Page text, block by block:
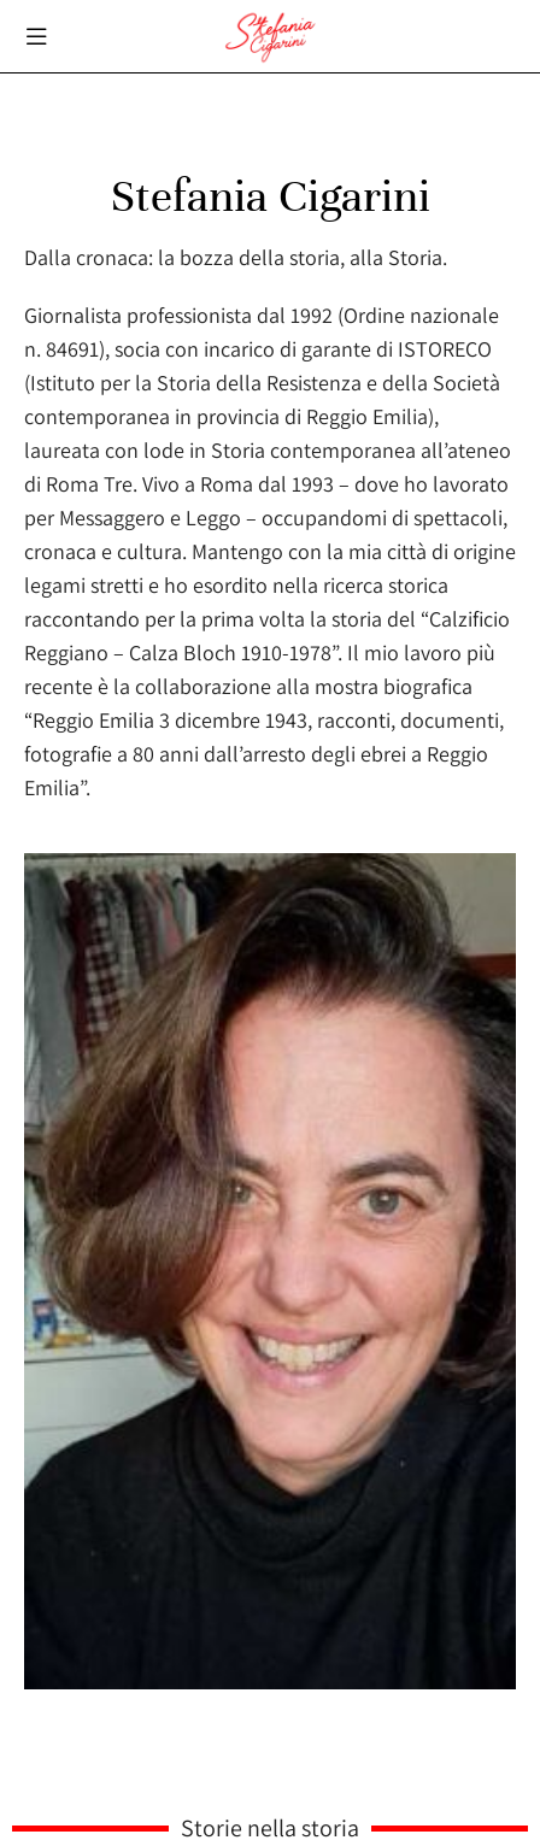
Stefania Cigarini
Dalla cronaca: la bozza della storia, alla Storia.
Giornalista professionista dal 1992 (Ordine nazionale
n. 84691), socia con incarico di garante di ISTORECO
(Istituto per la Storia della Resistenza e della Società
contemporanea in provincia di Reggio Emilia),
laureata con lode in Storia contemporanea all’ateneo
di Roma Tre. Vivo a Roma dal 1993 – dove ho lavorato
per Messaggero e Leggo – occupandomi di spettacoli,
cronaca e cultura. Mantengo con la mia città di origine
legami stretti e ho esordito nella ricerca storica
raccontando per la prima volta la storia del “Calzificio
Reggiano – Calza Bloch 1910-1978”. Il mio lavoro più
recente è la collaborazione alla mostra biografica
“Reggio Emilia 3 dicembre 1943, racconti, documenti,
fotografie a 80 anni dall’arresto degli ebrei a Reggio
Emilia”.
Storie nella storia